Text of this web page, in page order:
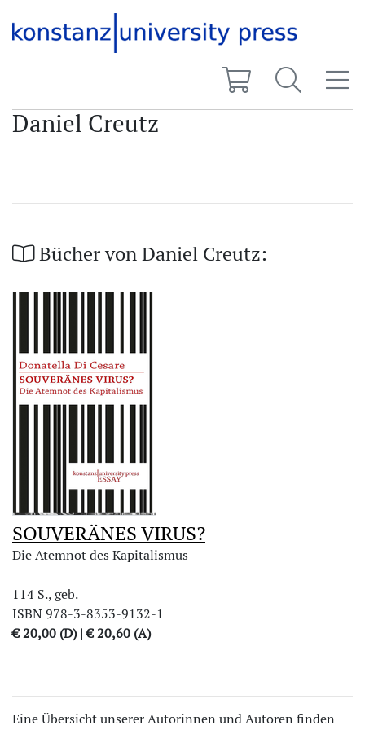
Daniel Creutz
Bücher von Daniel Creutz:
SOUVERÄNES VIRUS?
Die Atemnot des Kapitalismus
114 S., geb.
ISBN 978-3-8353-9132-1
€ 20,00 (D) | € 20,60 (A)
Eine Übersicht unserer Autorinnen und Autoren finden